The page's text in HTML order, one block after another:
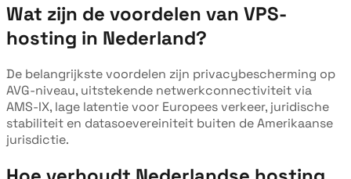
Wat zijn de voordelen van VPS-
hosting in Nederland?
De belangrijkste voordelen zijn privacybescherming op
AVG-niveau, uitstekende netwerkconnectiviteit via
AMS-IX, lage latentie voor Europees verkeer, juridische
stabiliteit en datasoevereiniteit buiten de Amerikaanse
jurisdictie.